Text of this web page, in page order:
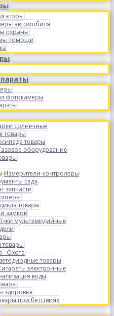
автомобиля
охраны
помощи
фотокамеры
солнечные
товары
товары
оборудование
Измерители-контролеры
сада
запчасти
товары
замков
мультемидийные
товары
- Охота
товары
электронные
воды
здоровья
при бетствиях